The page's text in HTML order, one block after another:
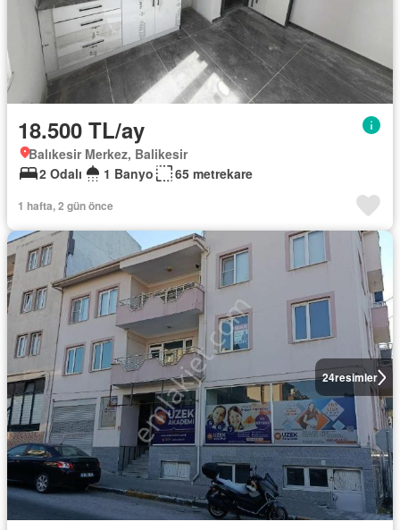
18.500 TL/ay
Balıkesir Merkez, Balikesir
2 Odalı
1 Banyo 65 metrekare
1 hafta, 2 gün önce
24resimler